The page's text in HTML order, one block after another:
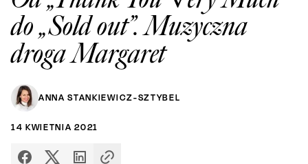
do „Sold out”. Muzyczna
droga Margaret
ANNA STANKIEWICZ-SZTYBEL
14 KWIETNIA 2021